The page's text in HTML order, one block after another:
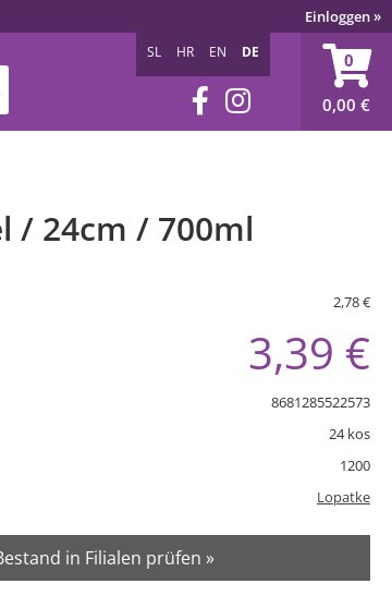
Einloggen»
0
0,00 €
SL HR EN DE
/ 24cm / 700ml
2,78 €
3,39 €
8681285522573
24kos
1200
Lopatke
in Filialen prüfen »